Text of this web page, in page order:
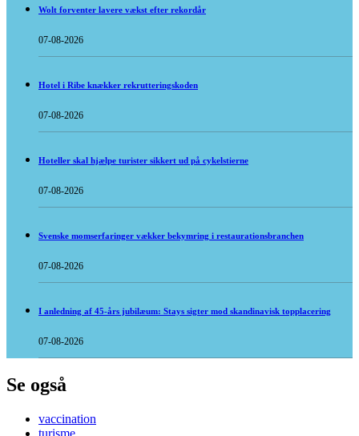
Wolt forventer lavere vækst efter rekordår
07-08-2026
Hotel i Ribe knækker rekrutteringskoden
07-08-2026
Hoteller skal hjælpe turister sikkert ud på cykelstierne
07-08-2026
Svenske momserfaringer vækker bekymring i restaurationsbranchen
07-08-2026
I anledning af 45-års jubilæum: Stays sigter mod skandinavisk topplacering
07-08-2026
Se også
vaccination
turisme